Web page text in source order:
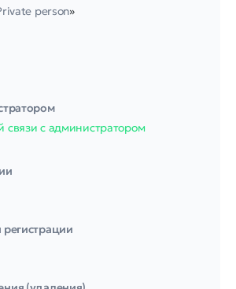
person»
связи с администратором